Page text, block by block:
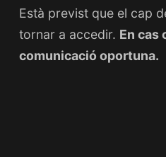
Està previst que el cap
tornar a accedir. En cas
comunicació oportuna.